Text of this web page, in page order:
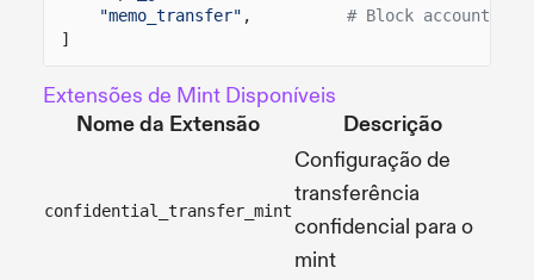
"memo_transfer" ,
# Block accounts
]
Extensões de Mint Disponíveis
Nome da Extensão
Descrição
confidential_transfer_mint
Configuração de
transferência
confidencial para o
mint